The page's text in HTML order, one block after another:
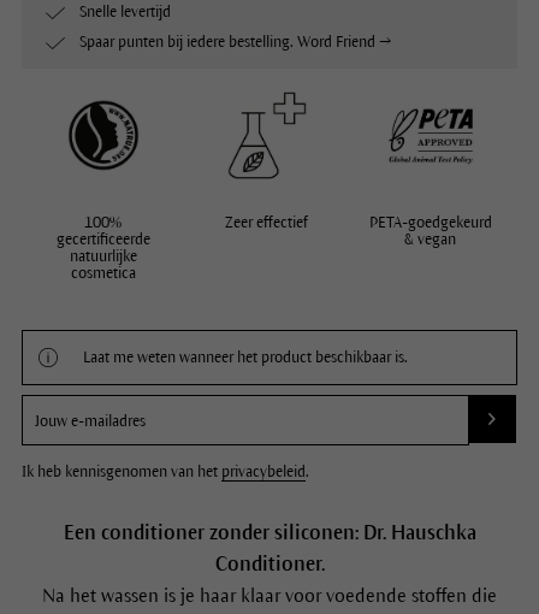
Een conditioner zonder siliconen: Dr. Hauschka
Conditioner.
Na het wassen is je haar klaar voor voedende stoffen die
Snelle levertijd
Spaar punten bij iedere bestelling. Word Friend →
100%
gecertificeerde
natuurlijke
cosmetica
Zeer effectief
PETA-goedgekeurd
& vegan
Laat me weten wanneer het product beschikbaar is.
Ik heb kennisgenomen van het privacybeleid.